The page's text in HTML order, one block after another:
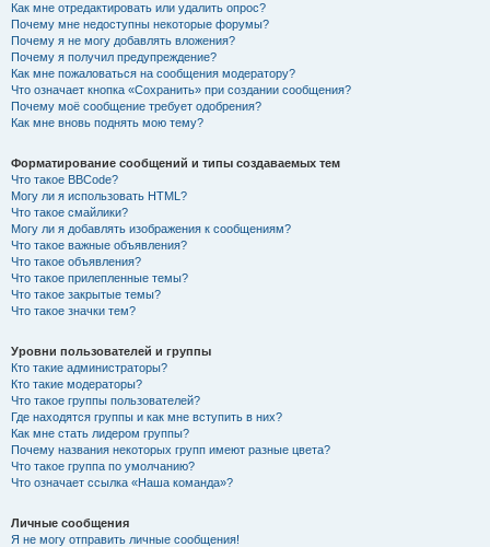
Как мне отредактировать или удалить опрос?
Почему мне недоступны некоторые форумы?
Почему я не могу добавлять вложения?
Почему я получил предупреждение?
Как мне пожаловаться на сообщения модератору?
Что означает кнопка «Сохранить» при создании сообщения?
Почему моё сообщение требует одобрения?
Как мне вновь поднять мою тему?
Форматирование сообщений и типы создаваемых тем
Что такое BBCode?
Могу ли я использовать HTML?
Что такое смайлики?
Могу ли я добавлять изображения к сообщениям?
Что такое важные объявления?
Что такое объявления?
Что такое прилепленные темы?
Что такое закрытые темы?
Что такое значки тем?
Уровни пользователей и группы
Кто такие администраторы?
Кто такие модераторы?
Что такое группы пользователей?
Где находятся группы и как мне вступить в них?
Как мне стать лидером группы?
Почему названия некоторых групп имеют разные цвета?
Что такое группа по умолчанию?
Что означает ссылка «Наша команда»?
Личные сообщения
Я не могу отправить личные сообщения!